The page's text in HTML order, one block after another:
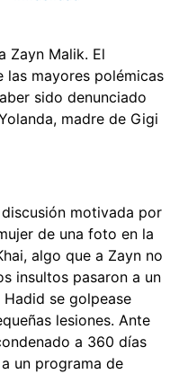
Zayn Malik. El
las mayores polémicas
sido denunciado
madre de Gigi
motivada por
de una foto en la
algo que a Zayn no
insultos pasaron a un
se golpease
lesiones. Ante
a 360 días
un programa de